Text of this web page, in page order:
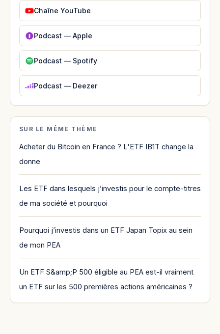
Chaîne YouTube
Podcast — Apple
Podcast — Spotify
Podcast — Deezer
SUR LE MÊME THÈME
Acheter du Bitcoin en France ? L'ETF IB1T change la
donne
Les ETF dans lesquels j’investis pour le compte-titres
de ma société et pourquoi
Pourquoi j’investis dans un ETF Japan Topix au sein
de mon PEA
Un ETF S&amp;P 500 éligible au PEA est-il vraiment
un ETF sur les 500 premières actions américaines ?